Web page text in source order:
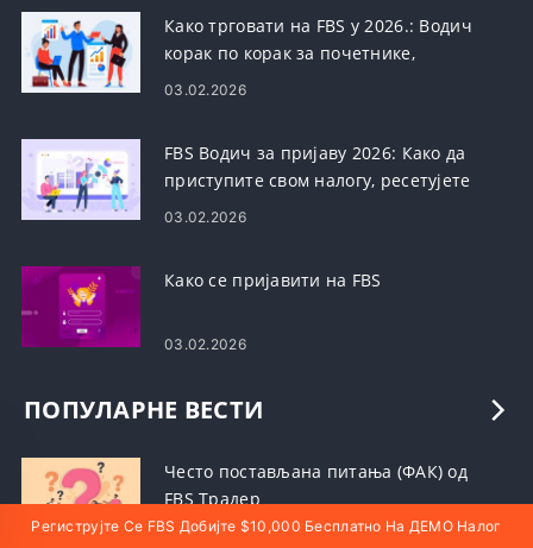
Како трговати на FBS у 2026.: Водич
корак по корак за почетнике,
платформе, врсте налога и управљање
03.02.2026
FBS Водич за пријаву 2026: Како да
приступите свом налогу, ресетујете
лозинку и решите проблеме са
03.02.2026
Како се пријавити на FBS
03.02.2026
ПОПУЛАРНЕ ВЕСТИ
Често постављана питања (ФАК) од
FBS Традер
03.02.2026
Региструјте Се FBS Добијте $10,000 Бесплатно На ДЕМО Налог